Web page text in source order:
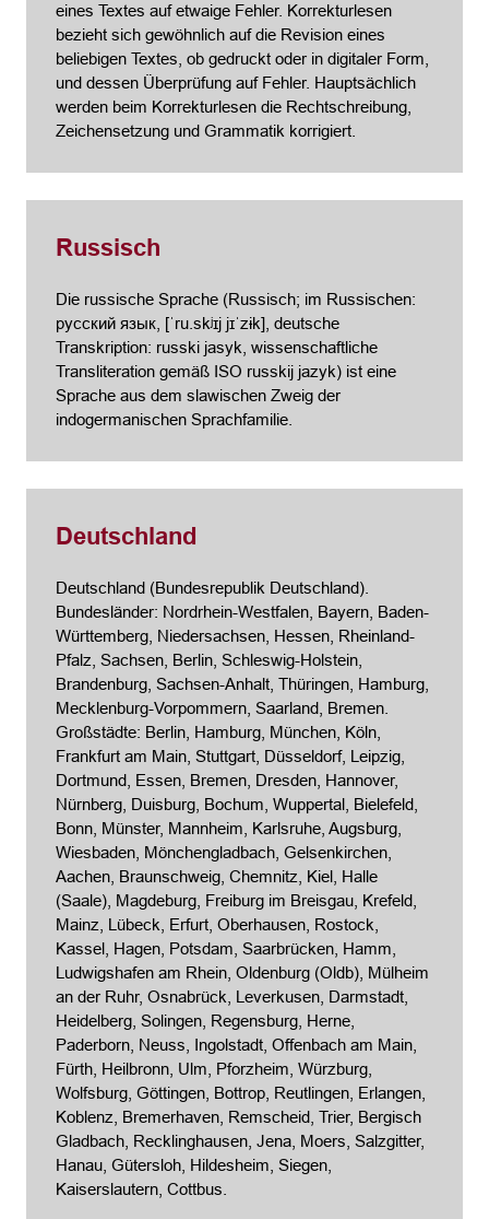
eines Textes auf etwaige Fehler. Korrekturlesen
bezieht sich gewöhnlich auf die Revision eines
beliebigen Textes, ob gedruckt oder in digitaler Form,
und dessen Überprüfung auf Fehler. Hauptsächlich
werden beim Korrekturlesen die Rechtschreibung,
Zeichensetzung und Grammatik korrigiert.
Russisch
Die russische Sprache (Russisch; im Russischen:
русский язык, [ˈru.skʲɪj jɪˈzɨk], deutsche
Transkription: russki jasyk, wissenschaftliche
Transliteration gemäß ISO russkij jazyk) ist eine
Sprache aus dem slawischen Zweig der
indogermanischen Sprachfamilie.
Deutschland
Deutschland (Bundesrepublik Deutschland).
Bundesländer: Nordrhein-Westfalen, Bayern, Baden-
Württemberg, Niedersachsen, Hessen, Rheinland-
Pfalz, Sachsen, Berlin, Schleswig-Holstein,
Brandenburg, Sachsen-Anhalt, Thüringen, Hamburg,
Mecklenburg-Vorpommern, Saarland, Bremen.
Großstädte: Berlin, Hamburg, München, Köln,
Frankfurt am Main, Stuttgart, Düsseldorf, Leipzig,
Dortmund, Essen, Bremen, Dresden, Hannover,
Nürnberg, Duisburg, Bochum , Wuppertal, Bielefeld,
Bonn, Münster, Mannheim, Karlsruhe, Augsburg,
Wiesbaden, Mönchengladbach, Gelsenkirchen,
Aachen, Braunschweig, Chemnitz, Kiel, Halle
(Saale) , Magdeburg, Freiburg im Breisgau, Krefeld,
Mainz, Lübeck , Erfurt, Oberhausen, Rostock,
Kassel, Hagen, Potsdam, Saarbrücken , Hamm,
Ludwigshafen am Rhein Oldenburg (Oldb) , Mülheim
an der Ruhr, Osnabrück, Leverkusen, Darmstadt,
Heidelberg, Solingen, Regensburg, Herne,
Paderborn, Neuss, Ingolstadt, Offenbach am Main
Fürth, Heilbronn, Ulm, Pforzheim, Würzburg,
Wolfsburg, Göttingen, Bottrop, Reutlingen, Erlangen,
Koblenz, Bremerhaven , Remscheid, Trier, Bergisch
Gladbach, Recklinghausen, Jena, Moers, Salzgitter,
Hanau, Gütersloh, Hildesheim, Siegen,
Kaiserslautern, Cottbus.